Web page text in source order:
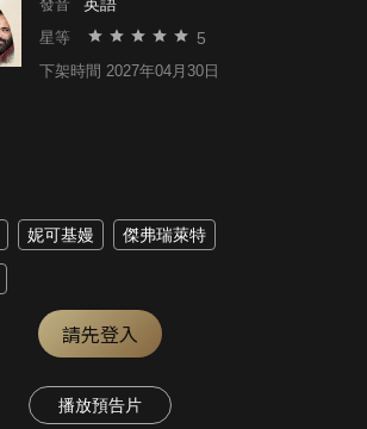
發音
星等 5
下架時間 2027年04月30日
妮可基嫚 傑弗瑞萊特
請先登入
播放預告片